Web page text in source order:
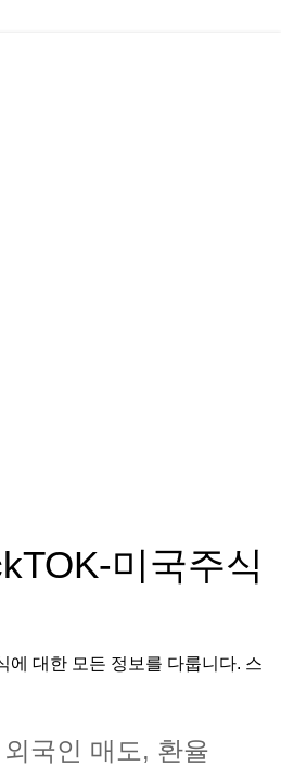
미국주식
에 대한 모든 정보를 다룹니다. 스
국인 매도, 환율